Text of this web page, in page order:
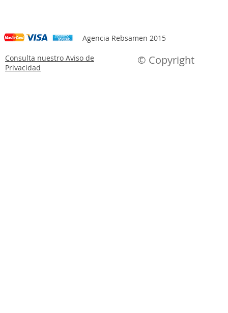
Agencia Rebsamen 2015
Consulta nuestro Aviso de
Privacidad
© Copyright